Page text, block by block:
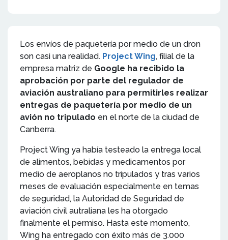
Los envíos de paquetería por medio de un dron
son casi una realidad. Project Wing, filial de la
empresa matriz de Google ha recibido la
aprobación por parte del regulador de
aviación australiano para permitirles realizar
entregas de paquetería por medio de un
avión no tripulado en el norte de la ciudad de
Canberra.
Project Wing ya había testeado la entrega local
de alimentos, bebidas y medicamentos por
medio de aeroplanos no tripulados y tras varios
meses de evaluación especialmente en temas
de seguridad, la Autoridad de Seguridad de
aviación civil autraliana les ha otorgado
finalmente el permiso. Hasta este momento,
Wing ha entregado con éxito más de 3.000